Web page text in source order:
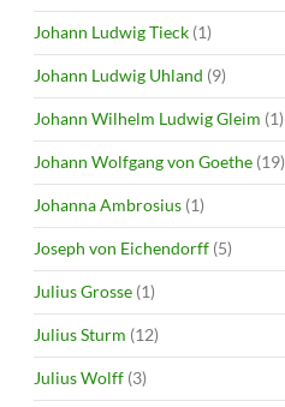
Johann Ludwig Tieck (1)
Johann Ludwig Uhland (9)
Johann Wilhelm Ludwig Gleim (1)
Johann Wolfgang von Goethe (19)
Johanna Ambrosius (1)
Joseph von Eichendorff (5)
Julius Grosse (1)
Julius Sturm (12)
Julius Wolff (3)